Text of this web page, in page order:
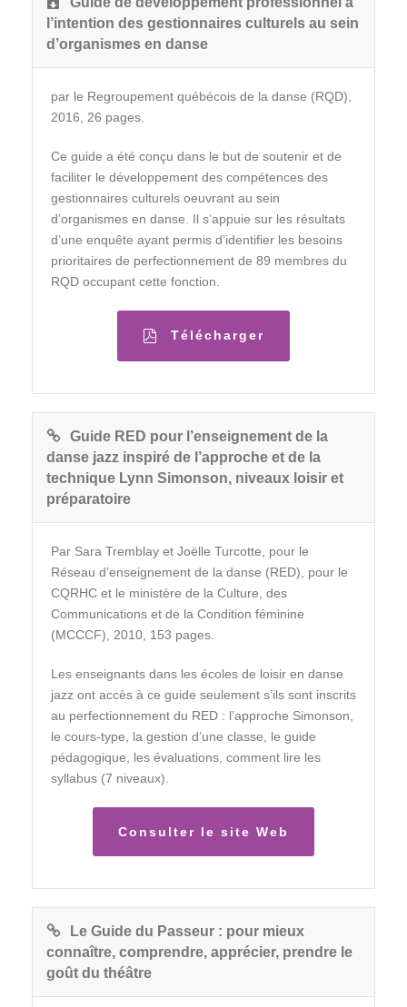
l’intention des gestionnaires culturels au sein
d’organismes en danse
par le Regroupement québécois de la danse (RQD),
2016, 26 pages.
Ce guide a été conçu dans le but de soutenir et de
faciliter le développement des compétences des
gestionnaires culturels oeuvrant au sein
d’organismes en danse. Il s’appuie sur les résultats
d’une enquête ayant permis d’identifier les besoins
prioritaires de perfectionnement de 89 membres du
RQD occupant cette fonction.
Télécharger
Guide RED pour l’enseignement de la
danse jazz inspiré de l’approche et de la
technique Lynn Simonson, niveaux loisir et
préparatoire
Par Sara Tremblay et Joëlle Turcotte, pour le
Réseau d’enseignement de la danse (RED), pour le
CQRHC et le ministère de la Culture, des
Communications et de la Condition féminine
(MCCCF), 2010, 153 pages.
Les enseignants dans les écoles de loisir en danse
jazz ont accès à ce guide seulement s’ils sont inscrits
au perfectionnement du RED : l’approche Simonson,
le cours-type, la gestion d’une classe, le guide
pédagogique, les évaluations, comment lire les
syllabus (7 niveaux).
Consulter le site Web
Le Guide du Passeur : pour mieux
connaître, comprendre, apprécier, prendre le
goût du théâtre